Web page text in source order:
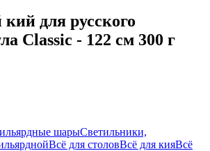
для русского
Classic - 122 см 300 г
шарыСветильники,
Всё для столовВсё для кияВсё